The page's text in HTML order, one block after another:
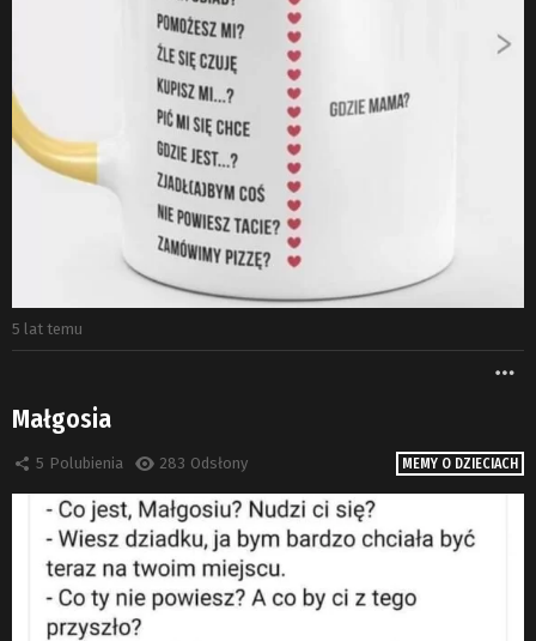
5 lat temu
MEMY O DZIECIACH
Małgosia
5 Polubienia 283 Odsłony